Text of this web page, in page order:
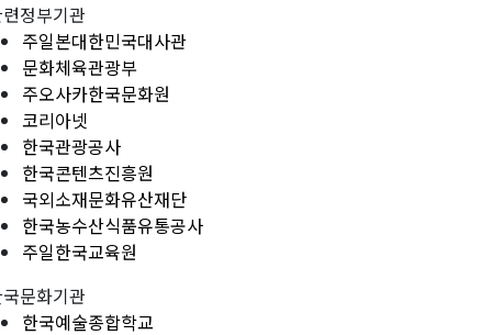
정부기관
주일본대한민국대사관
문화체육관광부
주오사카한국문화원
코리아넷
한국관광공사
한국콘텐츠진흥원
국외소재문화유산재단
한국농수산식품유통공사
주일한국교육원
문화기관
한국예술종합학교